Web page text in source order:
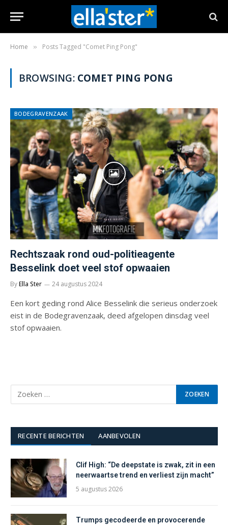
Home » Posts Tagged "Comet Ping Pong"
BROWSING: COMET PING PONG
BODEGRAVENZAAK
Rechtszaak rond oud-politieagente
Besselink doet veel stof opwaaien
ByElla Ster 24 augustus 2024
Een kort geding rond Alice Besselink die serieus onderzoek
eist in de Bodegravenzaak, deed afgelopen dinsdag veel
stof opwaaien.
RECENTE BERICHTEN AANBEVOLEN
Clif High: “De deepstate is zwak, zit in een
neerwaartse trend en verliest zijn macht”
5 augustus 2026
Trumps gecodeerde en provocerende